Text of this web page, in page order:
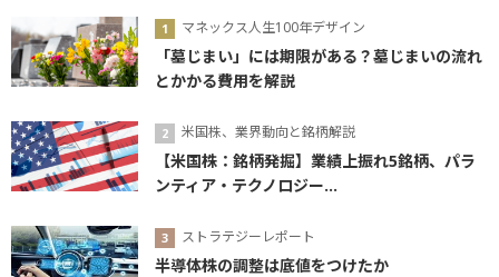
マネックス人生100年デザイン
「墓じまい」には期限がある？墓じまいの流れ
とかかる費用を解説
米国株、業界動向と銘柄解説
【米国株：銘柄発掘】業績上振れ5銘柄、パラ
ンティア・テクノロジー...
ストラテジーレポート
半導体株の調整は底値をつけたか